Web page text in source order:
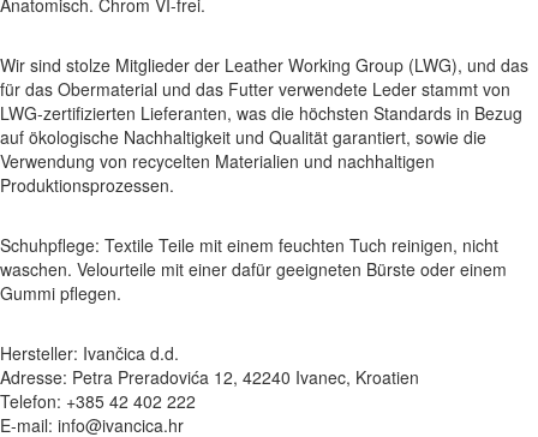
Anatomisch. Chrom VI-frei.
Wir sind stolze Mitglieder der Leather Working Group (LWG), und das
für das Obermaterial und das Futter verwendete Leder stammt von
LWG-zertifizierten Lieferanten, was die höchsten Standards in Bezug
auf ökologische Nachhaltigkeit und Qualität garantiert, sowie die
Verwendung von recycelten Materialien und nachhaltigen
Produktionsprozessen.
Schuhpflege: Textile Teile mit einem feuchten Tuch reinigen, nicht
waschen. Velourteile mit einer dafür geeigneten Bürste oder einem
Gummi pflegen.
Hersteller: Ivančica d.d.
Adresse: Petra Preradovića 12, 42240 Ivanec, Kroatien
Telefon: +385 42 402 222
E-mail: info@ivancica.hr